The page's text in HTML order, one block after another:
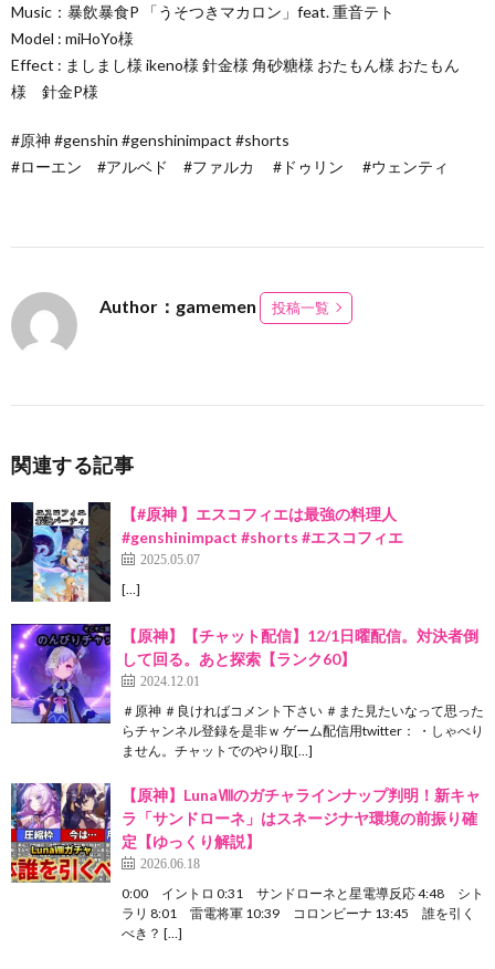
Music：暴飲暴食P 「うそつきマカロン」feat. 重音テト
Model : miHoYo様
Effect : ましまし様 ikeno様 針金様 角砂糖様 おたもん様 おたもん
様 針金P様
#原神 #genshin #genshinimpact #shorts
#ローエン #アルベド #ファルカ #ドゥリン #ウェンティ
Author：gamemen 投稿一覧
関連する記事
【#原神 】エスコフィエは最強の料理人
#genshinimpact #shorts #エスコフィエ
2025.05.07
[…]
【原神】【チャット配信】12/1日曜配信。対決者倒
して回る。あと探索【ランク60】
2024.12.01
＃原神 ＃良ければコメント下さい ＃また見たいなって思った
らチャンネル登録を是非ｗ ゲーム配信用twitter： ・しゃべり
ません。チャットでのやり取[…]
【原神】LunaⅧのガチャラインナップ判明！新キャ
ラ「サンドローネ」はスネージナヤ環境の前振り確
定【ゆっくり解説】
2026.06.18
0:00 イントロ 0:31 サンドローネと星電導反応 4:48 シト
ラリ 8:01 雷電将軍 10:39 コロンビーナ 13:45 誰を引く
べき？ […]